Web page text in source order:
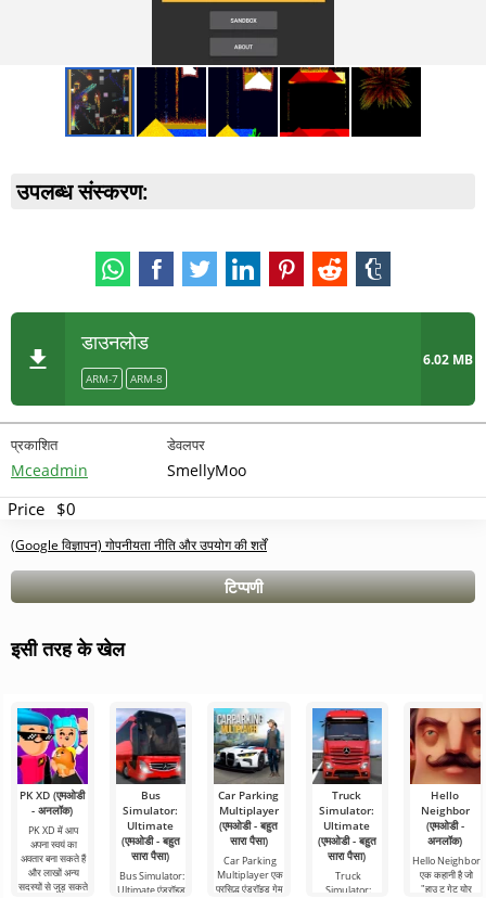
उपलब्ध संस्करण:
डाउनलोड
ARM-7 ARM-8
6.02 MB
प्रकाशित
Mceadmin
डेवलपर
SmellyMoo
Price $0
(Google विज्ञापन) गोपनीयता नीति और उपयोग की शर्तें
टिप्पणी
इसी तरह के खेल
PK XD (एमओडी
- अनलॉक)
PK XD में आप
अपना स्वयं का
अवतार बना सकते हैं
और लाखों अन्य
सदस्यों से जुड़ सकते
Bus
Simulator:
Ultimate
(एमओडी - बहुत
सारा पैसा)
Bus Simulator:
Ultimate एंड्रॉइड
Car Parking
Multiplayer
(एमओडी - बहुत
सारा पैसा)
Car Parking
Multiplayer एक
प्रसिद्ध एंड्रॉइड गेम
Truck
Simulator:
Ultimate
(एमओडी - बहुत
सारा पैसा)
Truck
Simulator:
Hello
Neighbor
(एमओडी -
अनलॉक)
Hello Neighbor
एक कहानी है जो
"हाउ टू गेट योर